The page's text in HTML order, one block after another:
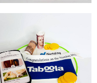
עוגה מעוצבת לעסקים